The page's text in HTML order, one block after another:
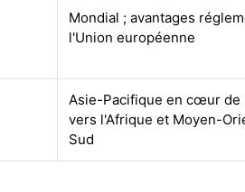
Mondial ; avantages
l'Union européenne
Asie-Pacifique en cœur de
vers l'Afrique et Moyen-
Sud